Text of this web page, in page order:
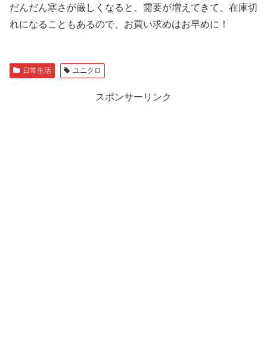
だんだん寒さが厳しくなると、需要が増えてきて、在庫切
れになることもあるので、お買い求めはお早めに！
日常生活 ユニクロ
スポンサーリンク